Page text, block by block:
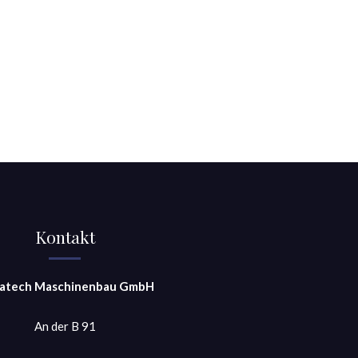
Kontakt
Maschinenbau GmbH
An der B 91